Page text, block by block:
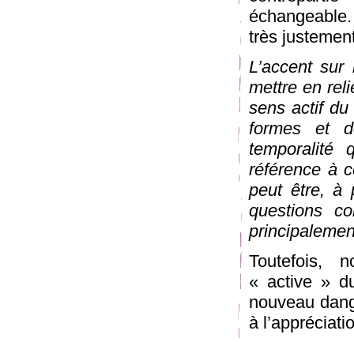
très
L’accent
mettre en
sens actif
formes et
temporalité
référence à
peut être, à
questions
Toutefois,
« active »
nouveau
à